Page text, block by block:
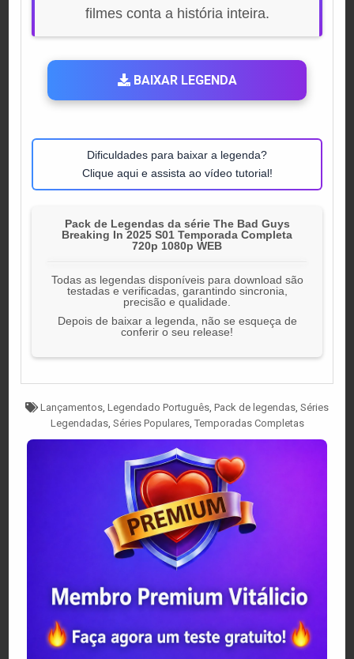
filmes conta a história inteira.
BAIXAR LEGENDA
Dificuldades para baixar a legenda?
Clique aqui e assista ao vídeo tutorial!
Pack de Legendas da série The Bad Guys
Breaking In 2025 S01 Temporada Completa
720p 1080p WEB
Todas as legendas disponíveis para download são
testadas e verificadas, garantindo sincronia,
precisão e qualidade.
Depois de baixar a legenda, não se esqueça de
conferir o seu release!
Tagged
Lançamentos Legendado Português Pack de legendas Séries
Legendadas, Séries Populares, Temporadas Completas